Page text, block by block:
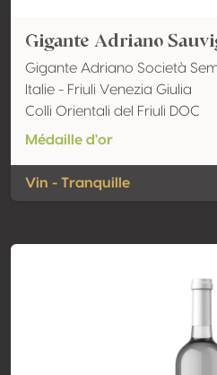
Gigante Adriano
Gigante Adriano Società
Italie - Friuli Venezia Giulia
Colli Orientali del Friuli DOC
Médaille d'or
Vin - Tranquille